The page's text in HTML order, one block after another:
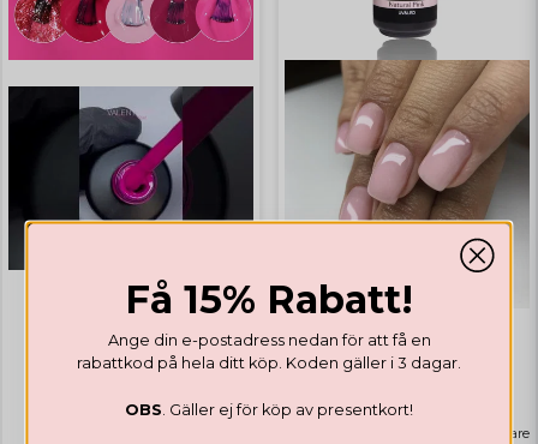
GELLACK
Valentines Collection
GELLACK
Bästsäljare
Få 15% Rabatt!
Ange din e-postadress nedan för att få en
rabattkod på hela ditt köp. Koden gäller i 3 dagar.
OBS . Gäller ej för köp av presentkort!